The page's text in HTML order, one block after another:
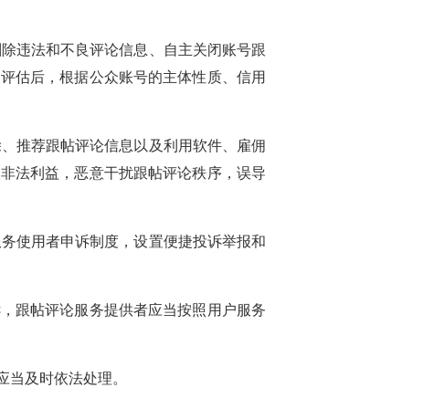
违法和不良评论信息、自主关闭账号跟
估后，根据公众账号的主体性质、信用
推荐跟帖评论信息以及利用软件、雇佣
法利益，恶意干扰跟帖评论秩序，误导
使用者申诉制度，设置便捷投诉举报和
跟帖评论服务提供者应当按照用户服务
及时依法处理。